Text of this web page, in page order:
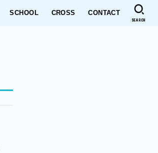
SCHOOL CROSS CONTACT
SEARCH